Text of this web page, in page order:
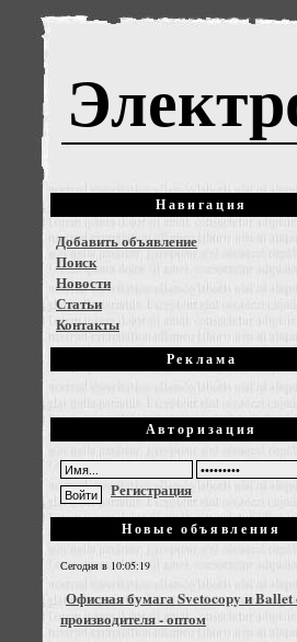
Навигация
Добавить объявление
Поиск
Новости
Статьи
Контакты
Реклама
Авторизация
Регистрация
Новые объявления
Сегодня в 10:05:19
Офисная бумага Svetocopy и Ballet
производителя - оптом